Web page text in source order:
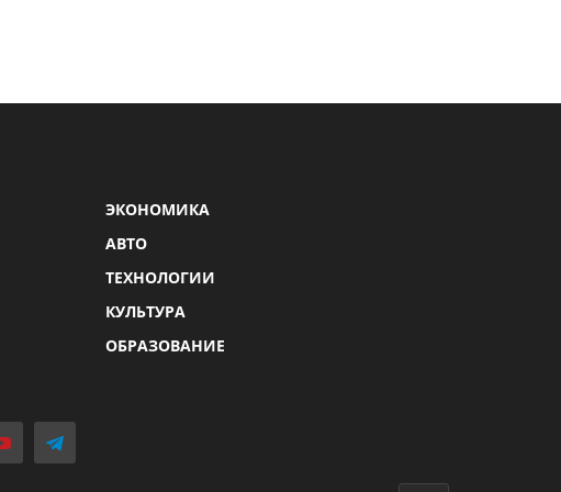
ЭКОНОМИКА
АВТО
ТЕХНОЛОГИИ
КУЛЬТУРА
ОБРАЗОВАНИЕ